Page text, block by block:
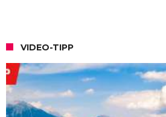
VIDEO-TIPP